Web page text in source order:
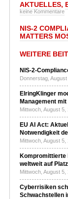
AKTUELLES,
keine Kommentare
NIS-2
MATTERS
WEITERE
NIS-2-
Donnerstag,
ElringKlinger
Management
Mittwoch, August
EU AI Act:
Notwendigkeit
Mittwoch, August
Kompromittierte
weltweit auf
Mittwoch, August
Cyberrisiken
Schwachstellen